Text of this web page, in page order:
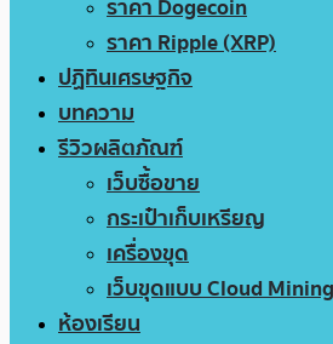
ราคา Dogecoin
ราคา Ripple (XRP)
ปฏิทินเศรษฐกิจ
บทความ
รีวิวผลิตภัณฑ์
เว็บซื้อขาย
กระเป๋าเก็บเหรียญ
เครื่องขุด
เว็บขุดแบบ Cloud Mining
ห้องเรียน